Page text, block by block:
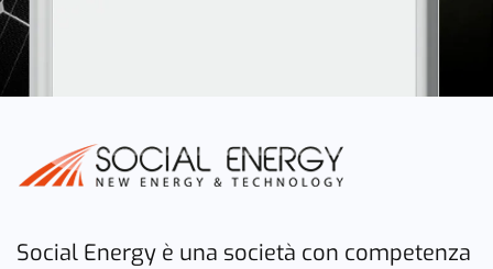
Social Energy è una società con competenza